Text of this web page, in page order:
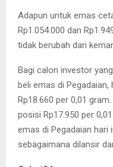
Adapun untuk emas
Rp1.054.000 dan
tidak berubah dari
Bagi calon investor
beli emas di
Rp18.660 per 0,01
posisi Rp17.950 per
emas di Pegadaian hari
sebagaimana dilansir